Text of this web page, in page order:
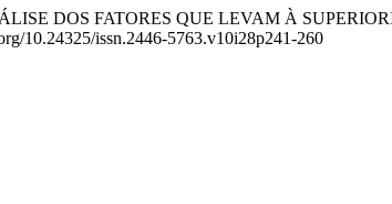
DOS FATORES QUE LEVAM À
10.24325/issn.2446-5763.v10i28p241-260